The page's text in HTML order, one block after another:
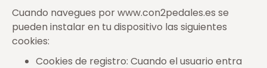
Cuando navegues por www.con2pedales.es se
pueden instalar en tu dispositivo las siguientes
cookies:
Cookies de registro: Cuando el usuario entra